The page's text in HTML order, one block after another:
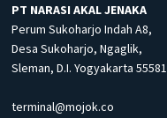
PT NARASI AKAL JENAKA
Perum Sukoharjo Indah A8,
Desa Sukoharjo, Ngaglik,
Sleman, D.I. Yogyakarta 55581
terminal@mojok.co